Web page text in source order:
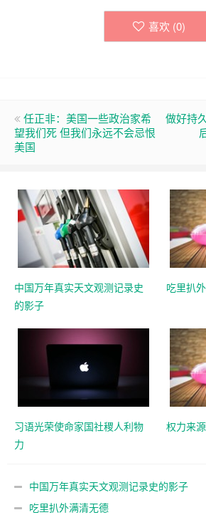
喜欢 (0)
任正非：美国一些政治家希
望我们死 但我们永远不会忌恨
美国
做好持
中国万年真实天文观测记录史
的影子
吃里扒
习语光荣使命家国社稷人利物
力
权力来源
中国万年真实天文观测记录史的影子
吃里扒外满清无德